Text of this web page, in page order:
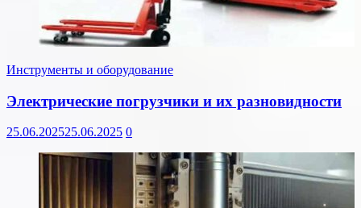
Инструменты и оборудование
Электрические погрузчики и их разновидности
25.06.202525.06.2025 0